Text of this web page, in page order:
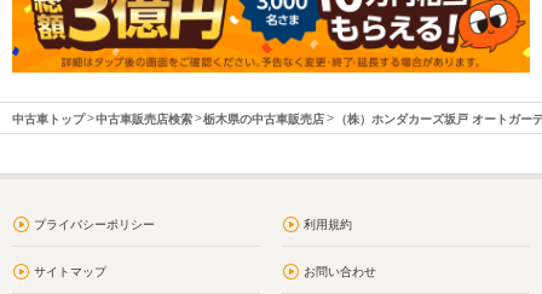
中古車トップ 中古車販売店検索 栃木県の中古車販売店 （株）ホンダカーズ坂戸 オートガ
プライバシーポリシー 利用規約
サイトマップ お問い合わせ